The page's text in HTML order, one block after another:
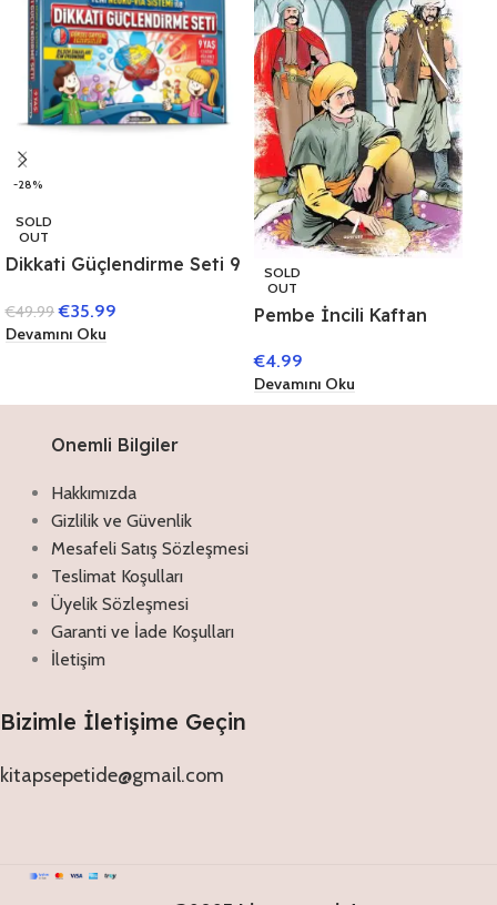
-28%
SOLD
OUT
Dikkati Güçlendirme Seti 9
€49.99 €35.99
Devamını Oku
SOLD
OUT
Pembe İncili Kaftan
€4.99
Devamını Oku
Onemli Bilgiler
Hakkımızda
Gizlilik ve Güvenlik
Mesafeli Satış Sözleşmesi
Teslimat Koşulları
Üyelik Sözleşmesi
Garanti ve İade Koşulları
İletişim
Bizimle İletişime Geçin
kitapsepetide@gmail.com